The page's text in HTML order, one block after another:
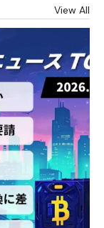
View All